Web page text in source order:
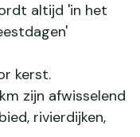
altijd 'in het
kerst.
zijn afwisselend
rivierdijken,